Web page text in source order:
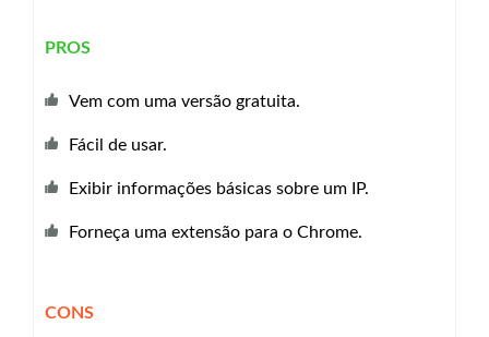
PROS
Vem com uma versão gratuita.
Fácil de usar.
Exibir informações básicas sobre um IP.
Forneça uma extensão para o Chrome.
CONS